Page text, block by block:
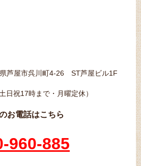
芦屋市呉川町4-26 ST芦屋ビル1F
日祝17時まで・月曜定休）
お電話はこちら
960-885